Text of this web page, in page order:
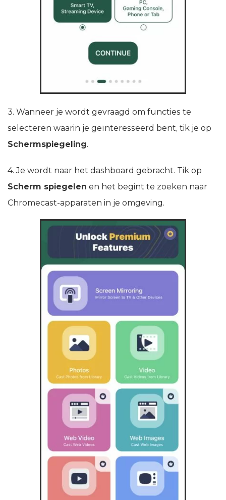
3. Wanneer je wordt gevraagd om functies te
selecteren waarin je geïnteresseerd bent, tik je op
Schermspiegeling.
4. Je wordt naar het dashboard gebracht. Tik op
Scherm spiegelen en het begint te zoeken naar
Chromecast-apparaten in je omgeving.